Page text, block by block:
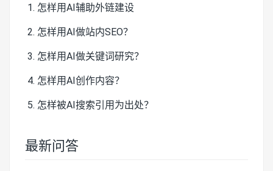
怎样用AI辅助外链建设
怎样用AI做站内SEO？
怎样用AI做关键词研究？
怎样用AI创作内容？
怎样被AI搜索引用为出处？
最新问答